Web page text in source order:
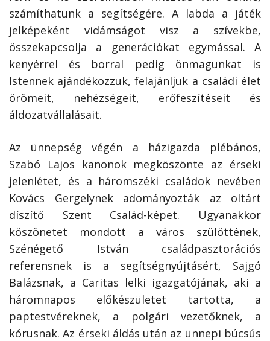
számíthatunk a segítségére. A labda a játék
jelképeként vidámságot visz a szívekbe,
összekapcsolja a generációkat egymással. A
kenyérrel és borral pedig önmagunkat is
Istennek ajándékozzuk, felajánljuk a családi élet
örömeit, nehézségeit, erőfeszítéseit és
áldozatvállalásait.
Az ünnepség végén a házigazda plébános,
Szabó Lajos kanonok megköszönte az érseki
jelenlétet, és a háromszéki családok nevében
Kovács Gergelynek adományozták az oltárt
díszítő Szent Család-képet. Ugyanakkor
köszönetet mondott a város szülöttének,
Szénégető István családpasztorációs
referensnek is a segítségnyújtásért, Sajgó
Balázsnak, a Caritas lelki igazgatójának, aki a
háromnapos előkészületet tartotta, a
paptestvéreknek, a polgári vezetőknek, a
kórusnak. Az érseki áldás után az ünnepi búcsús